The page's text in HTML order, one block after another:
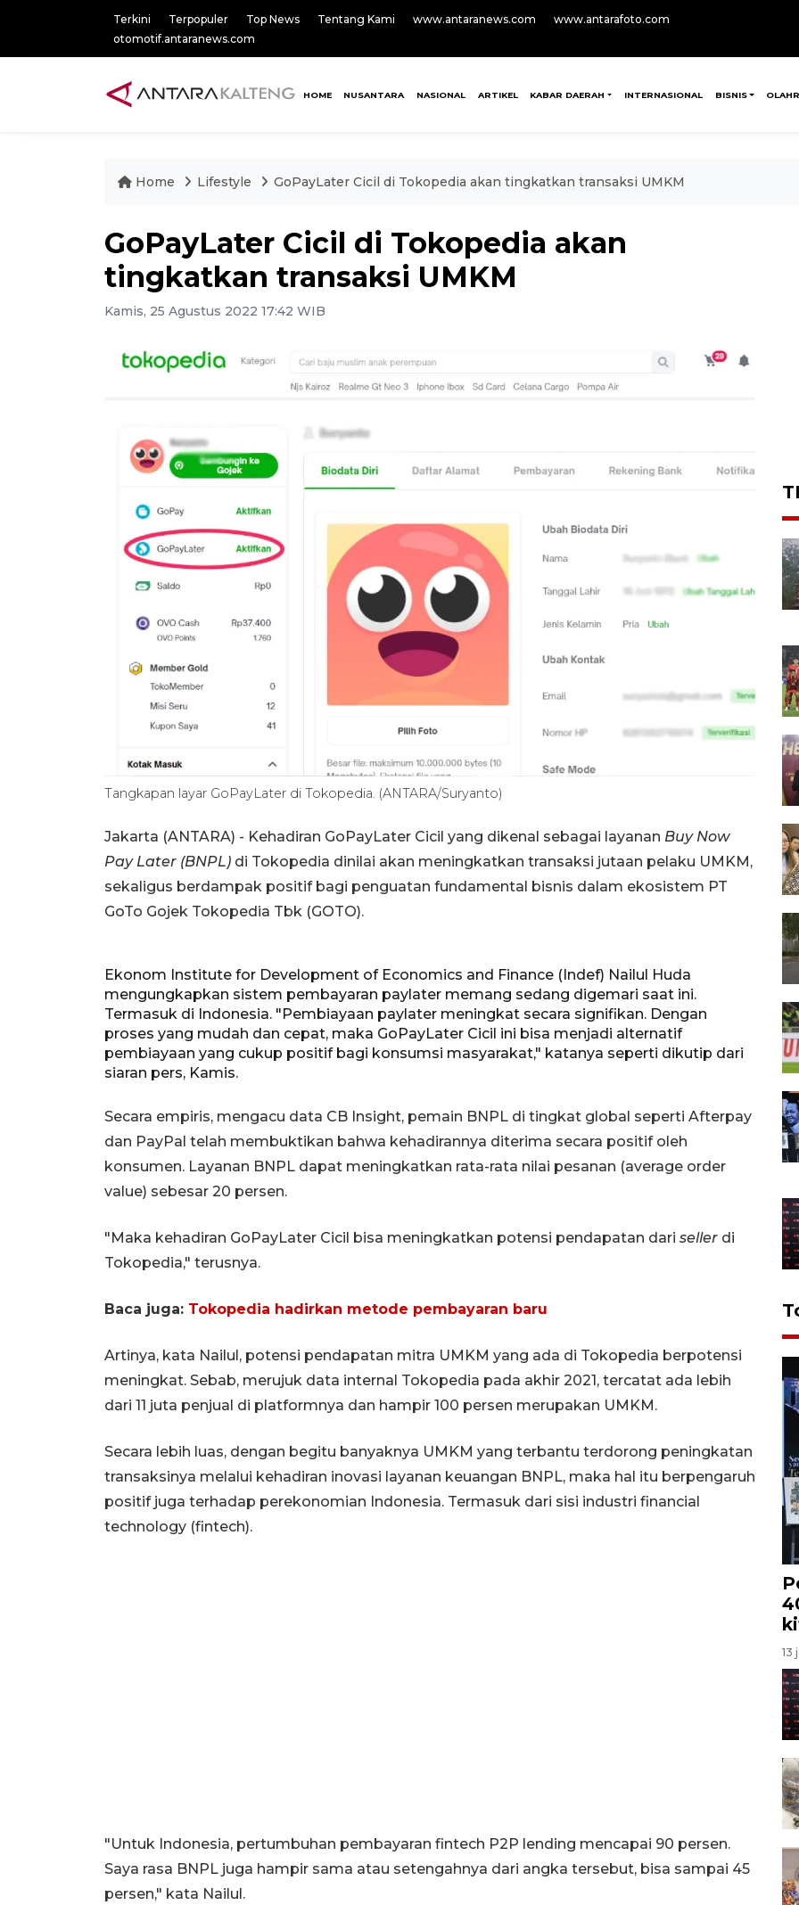
Terkini Terpopuler Top News Tentang Kami www.antaranews.com
www.antarafoto.com
otomotif.antaranews.com
HOME NUSANTARA NASIONAL ARTIKEL KABAR DAERAH INTERNASIONAL BISNIS
Home Lifestyle GoPayLater Cicil di Tokopedia akan tingkatkan transaksi UMKM
GoPayLater Cicil di Tokopedia akan
tingkatkan transaksi UMKM
Kamis, 25 Agustus 2022 17:42 WIB
Tangkapan layar GoPayLater di Tokopedia. (ANTARA/Suryanto)
Jakarta (ANTARA) - Kehadiran GoPayLater Cicil yang dikenal sebagai layanan Buy Now
Pay Later (BNPL) di Tokopedia dinilai akan meningkatkan transaksi jutaan pelaku UMKM,
sekaligus berdampak positif bagi penguatan fundamental bisnis dalam ekosistem PT
GoTo Gojek Tokopedia Tbk (GOTO).
Ekonom Institute for Development of Economics and Finance (Indef) Nailul Huda
mengungkapkan sistem pembayaran paylater memang sedang digemari saat ini.
Termasuk di Indonesia. "Pembiayaan paylater meningkat secara signifikan. Dengan
proses yang mudah dan cepat, maka GoPayLater Cicil ini bisa menjadi alternatif
pembiayaan yang cukup positif bagi konsumsi masyarakat," katanya seperti dikutip dari
siaran pers, Kamis.
Secara empiris, mengacu data CB Insight, pemain BNPL di tingkat global seperti Afterpay
dan PayPal telah membuktikan bahwa kehadirannya diterima secara positif oleh
konsumen. Layanan BNPL dapat meningkatkan rata-rata nilai pesanan (average order
value) sebesar 20 persen.
"Maka kehadiran GoPayLater Cicil bisa meningkatkan potensi pendapatan dari seller di
Tokopedia," terusnya.
Baca juga: Tokopedia hadirkan metode pembayaran baru
Artinya, kata Nailul, potensi pendapatan mitra UMKM yang ada di Tokopedia berpotensi
meningkat. Sebab, merujuk data internal Tokopedia pada akhir 2021, tercatat ada lebih
dari 11 juta penjual di platformnya dan hampir 100 persen merupakan UMKM.
Secara lebih luas, dengan begitu banyaknya UMKM yang terbantu terdorong peningkatan
transaksinya melalui kehadiran inovasi layanan keuangan BNPL, maka hal itu berpengaruh
positif juga terhadap perekonomian Indonesia. Termasuk dari sisi industri financial
technology (fintech).
"Untuk Indonesia, pertumbuhan pembayaran fintech P2P lending mencapai 90 persen.
Saya rasa BNPL juga hampir sama atau setengahnya dari angka tersebut, bisa sampai 45
persen," kata Nailul.
13